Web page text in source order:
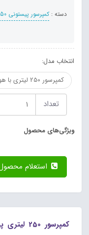
دسته :کمپرسور پیستونی 250 لیتری
انتخاب مدل:
کمپرسور 250 لیتری با هواساز 2065 خورجینی
تعداد
ویژگی‌های محصول
کمپرسور 250 لیتری پیستونی با هواساز طرح کایزر 2065